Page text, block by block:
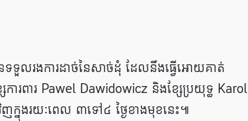
លរងការដាច់នៃសាច់ដុំ ដែលនឹងធ្វើអោយគាត់
ារពារ Pawel Dawidowicz និងខ្សែប្រយុទ្ធ Karol
នុងរយៈពេល ៣ទៅ៤ ថ្ងៃខាងមុខនេះ៕